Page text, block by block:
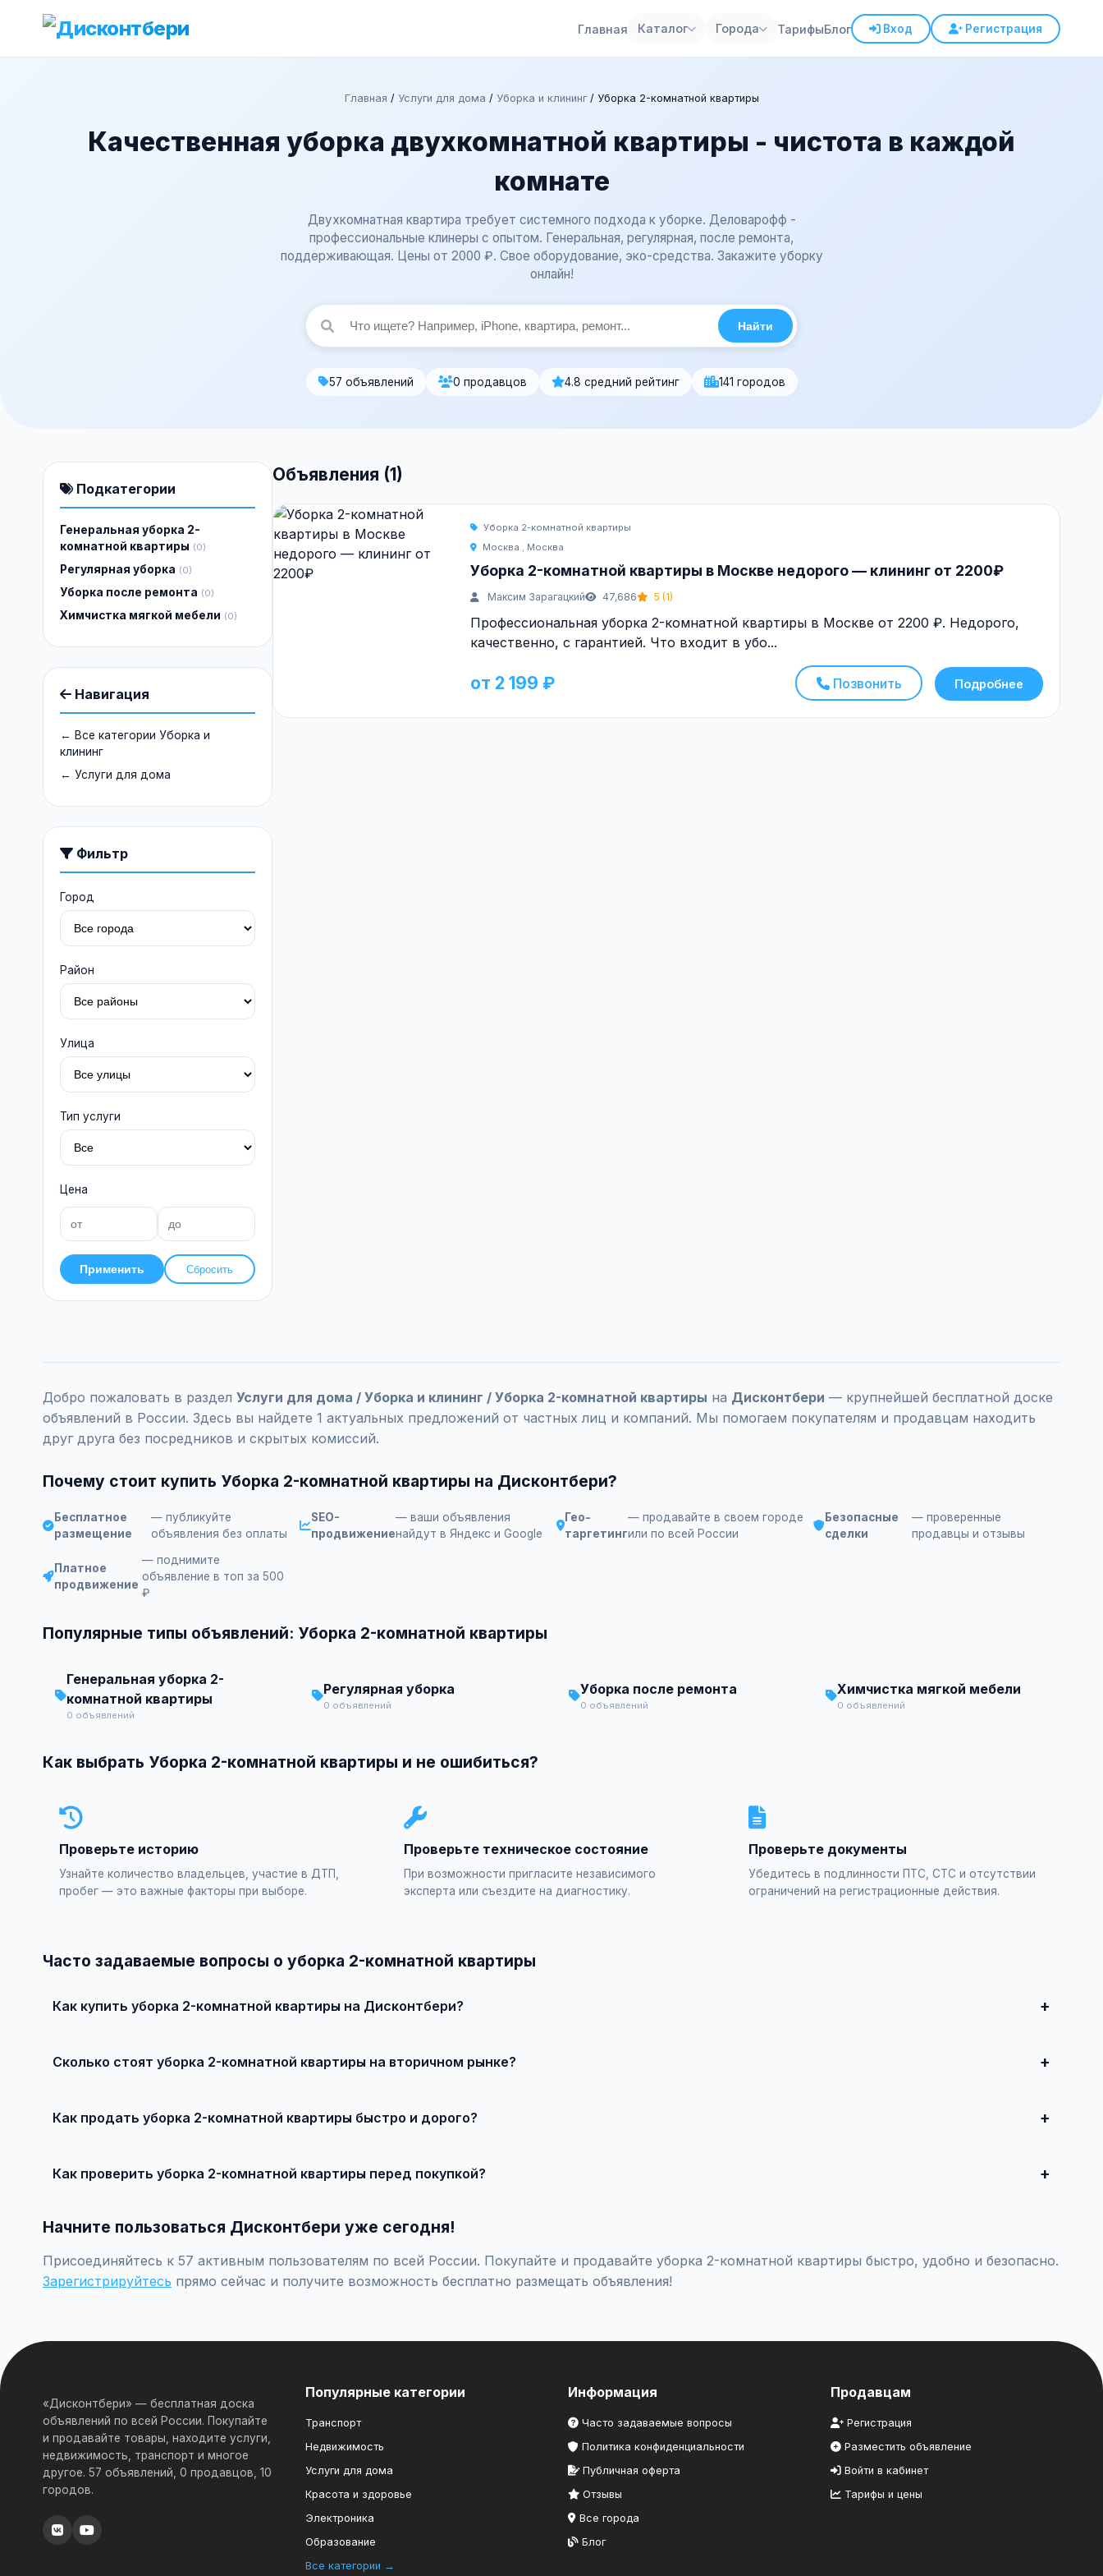
Главная Каталог Города ТарифыБлог Вход Регистрация
Главная / Услуги для дома / Уборка и клининг/ Уборка 2-комнатной квартиры
Качественная уборка двухкомнатной квартиры - чистота в каждой
комнате
Двухкомнатная квартира требует системного подхода к уборке. Деловарофф -
профессиональные клинеры с опытом. Генеральная, регулярная, после ремонта,
поддерживающая. Цены от 2000 ₽. Свое оборудование, эко-средства. Закажите уборку
онлайн!
Найти
57 объявлений 0 продавцов 4.8 средний рейтинг 141 городов
Подкатегории
Генеральная уборка 2-
комнатной квартиры (0)
Регулярная уборка (0)
Уборка после ремонта (0)
Химчистка мягкой мебели (0)
Навигация
← Все категории Уборка и
клининг
← Услуги для дома
Фильтр
Город
Район
Улица
Тип услуги
Цена
Применить Сбросить
Объявления (1)
Уборка 2-комнатной квартиры
Москва , Москва
Уборка 2-комнатной квартиры в Москве недорого — клининг от 2200₽
Максим Зарагацкий 47,686 5 (1)
Профессиональная уборка 2-комнатной квартиры в Москве от 2200 ₽. Недорого,
качественно, с гарантией. Что входит в убо...
от 2 199 ₽ Позвонить Подробнее
Добро пожаловать в раздел Услуги для дома / Уборка и клининг / Уборка 2-комнатной квартиры на Дисконтбери — крупнейшей бесплатной доске
объявлений в России. Здесь вы найдете 1 актуальных предложений от частных лиц и компаний. Мы помогаем покупателям и продавцам находить
друг друга без посредников и скрытых комиссий.
Почему стоит купить Уборка 2-комнатной квартиры на Дисконтбери?
Бесплатное
размещение
— публикуйте
объявления без оплаты
SEO-
продвижение
— ваши объявления
найдут в Яндекс и Google
Гео-
таргетинг
— продавайте в своем городе
или по всей России
Безопасные
сделки
— проверенные
продавцы и отзывы
Платное
продвижение
— поднимите
объявление в топ за 500
₽
Популярные типы объявлений: Уборка 2-комнатной квартиры
Генеральная уборка 2-
комнатной квартиры
0 объявлений
Регулярная уборка
0 объявлений
Уборка после ремонта
0 объявлений
Химчистка мягкой мебели
0 объявлений
Как выбрать Уборка 2-комнатной квартиры и не ошибиться?
Проверьте историю
Узнайте количество владельцев, участие в ДТП,
пробег — это важные факторы при выборе.
Проверьте техническое состояние
При возможности пригласите независимого
эксперта или съездите на диагностику.
Проверьте документы
Убедитесь в подлинности ПТС, СТС и отсутствии
ограничений на регистрационные действия.
Часто задаваемые вопросы о уборка 2-комнатной квартиры
Как купить уборка 2-комнатной квартиры на Дисконтбери?
Сколько стоят уборка 2-комнатной квартиры на вторичном рынке?
Как продать уборка 2-комнатной квартиры быстро и дорого?
Как проверить уборка 2-комнатной квартиры перед покупкой?
Начните пользоваться Дисконтбери уже сегодня!
Присоединяйтесь к 57 активным пользователям по всей России. Покупайте и продавайте уборка 2-комнатной квартиры быстро, удобно и безопасно.
Зарегистрируйтесь прямо сейчас и получите возможность бесплатно размещать объявления!
«Дисконтбери» — бесплатная доска
объявлений по всей России. Покупайте
и продавайте товары, находите услуги,
недвижимость, транспорт и многое
другое. 57 объявлений, 0 продавцов, 10
городов.
Популярные категории
Транспорт
Недвижимость
Услуги для дома
Красота и здоровье
Электроника
Образование
Все категории →
Информация
Часто задаваемые вопросы
Политика конфиденциальности
Публичная оферта
Отзывы
Все города
Блог
Продавцам
Регистрация
Разместить объявление
Войти в кабинет
Тарифы и цены